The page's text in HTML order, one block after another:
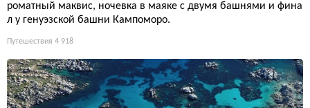
роматный маквис, ночевка в маяке с двумя башнями и фина
л у генуэзской башни Кампоморо.
Путешествия 4 918